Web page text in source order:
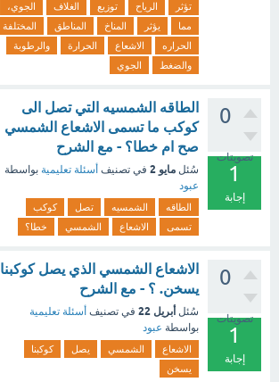
تؤثر الرياح توزيع الغلاف
الجوي،
مما
يؤثر المناخ المناطق
المختلفة
الحراره
الاشعاع الحرارة
والرطوبة
والضغط
الجوي
0
تصويتات
1
إجابة
الطاقه الشمسيه التي تصل الى
كوكب ما تسمى الاشعاع الشمسي
صح ام خطا؟ - مع الشرح
سُئل مايو 2 في تصنيف أسئلة تعليمية بواسطة
عبود
الطاقه الشمسيه تصل
كوكب
تسمى
الاشعاع الشمسي خطا؟
0
تصويتات
1
إجابة
الاشعاع الشمسي الذي يصل كوكبنا
يسخن. ؟ - مع الشرح
سُئل أبريل 22 في تصنيف أسئلة تعليمية
بواسطة عبود
الاشعاع الشمسي يصل
كوكبنا
يسخن